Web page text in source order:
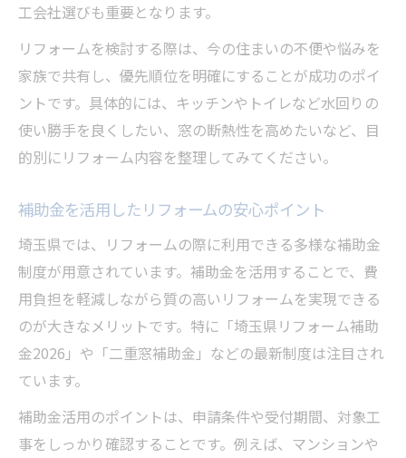
工会社選びも重要となります。
リフォームを検討する際は、今の住まいの不便や悩みを
家族で共有し、優先順位を明確にすることが成功のポイ
ントです。具体的には、キッチンやトイレなど水回りの
使い勝手を良くしたい、窓の断熱性を高めたいなど、目
的別にリフォーム内容を整理してみてください。
補助金を活用したリフォームの安心ポイント
埼玉県では、リフォームの際に利用できる多様な補助金
制度が用意されています。補助金を活用することで、費
用負担を軽減しながら質の高いリフォームを実現できる
のが大きなメリットです。特に「埼玉県リフォーム補助
金2026」や「二重窓補助金」などの最新制度は注目され
ています。
補助金活用のポイントは、申請条件や受付期間、対象工
事をしっかり確認することです。例えば、マンションや